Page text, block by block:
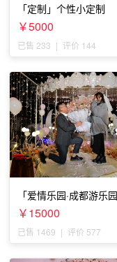
「定制」个性小定制
￥5000
已售 233 | 评价 144
「爱情乐园·成都游乐
求婚」
￥15000
已售 1469 | 评价 577